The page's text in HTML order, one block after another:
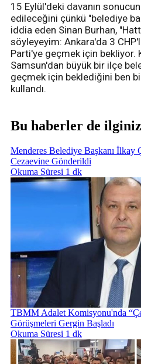
15 Eylül'deki davanın
edileceğini çünkü "belediye
iddia eden Sinan Burhan,
söyleyeyim: Ankara'da 3
Parti'ye geçmek için bekliyor.
Samsun'dan büyük bir ilçe
geçmek için beklediğini ben
kullandı.
Bu haberler de
Menderes Belediye Başkanı İlkay
Cezaevine Gönderildi
Okuma Süresi 1 dk
TBMM Adalet Komisyonu'nda
Görüşmeleri Gergin Başladı
Okuma Süresi 1 dk